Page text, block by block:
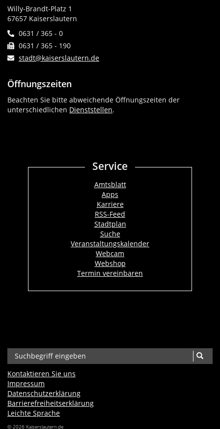
Willy-Brandt-Platz 1
67657 Kaiserslautern
0631 / 365 - 0
0631 / 365 - 190
stadt@kaiserslautern.de
Öffnungszeiten
Beachten Sie bitte abweichende Öffnungszeiten der
unterschiedlichen Dienststellen.
Service
Amtsblatt
Apps
Karriere
RSS-Feed
Stadtplan
Suche
Veranstaltungskalender
Webcam
Webshop
Termin vereinbaren
Kontaktieren Sie uns
Impressum
Datenschutzerklärung
Barrierefreiheits­erklärung
Leichte Sprache
© 2026 Kaiserslautern.de